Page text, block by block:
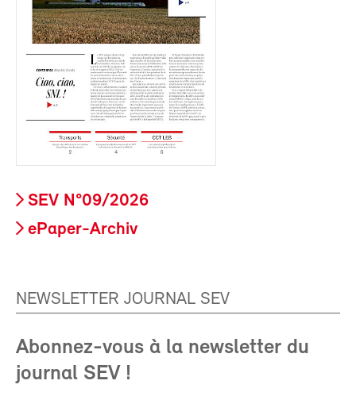
SEV N°09/2026
ePaper-Archiv
NEWSLETTER JOURNAL SEV
Abonnez-vous à la newsletter du
journal SEV !